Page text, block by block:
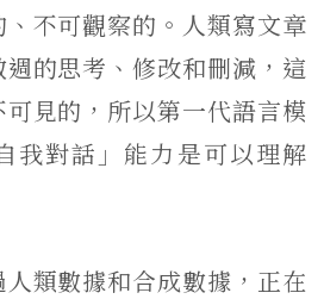
不可觀察的。人類寫文章
的思考、修改和刪減，這
見的，所以第一代語言模
我對話」能力是可以理解
類數據和合成數據，正在